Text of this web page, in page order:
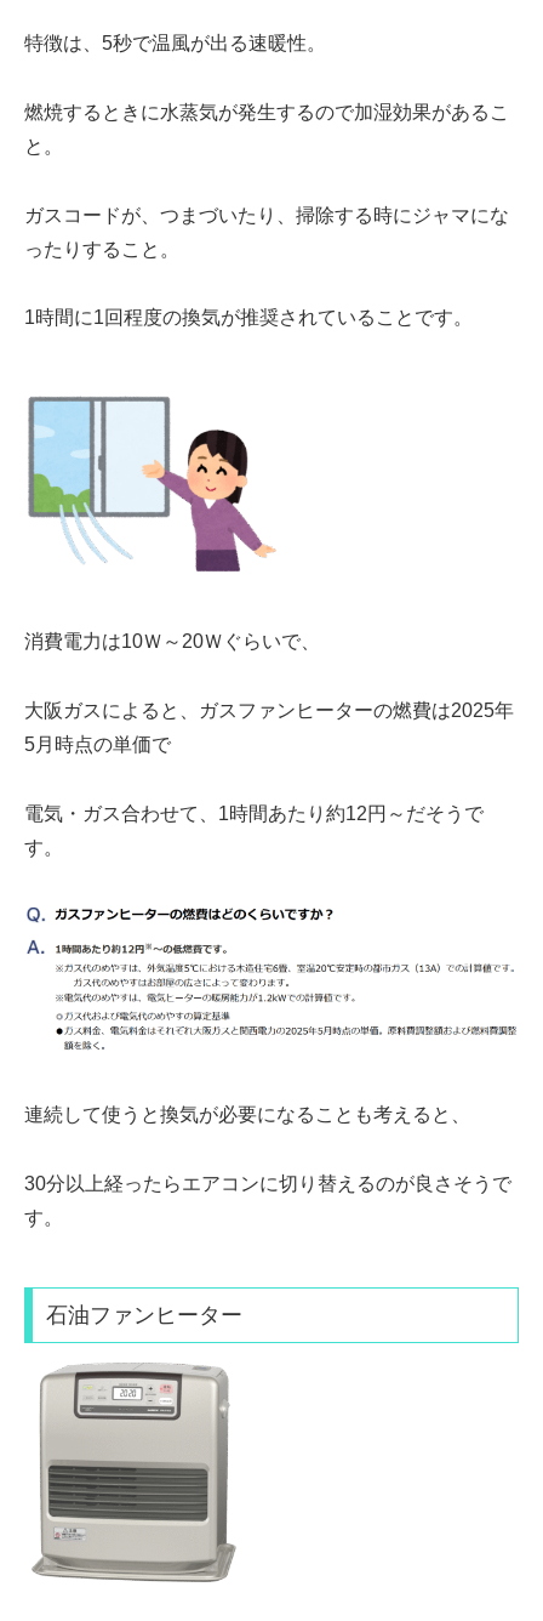
特徴は、 5秒で温風が出る速暖性。
燃焼するときに水蒸気が発生するので加湿効果があるこ
と。
ガスコードが、 つまづいたり、 掃除する時にジャマにな
ったりすること。
1時間に1回程度の換気が推奨されていることです。
消費電力は10Ｗ～20Ｗぐらいで、
大阪ガスによると、 ガスファンヒーターの燃費は2025年
5月時点の単価で
電気・ガス合わせて、1時間あたり約12円～だそうで
す。
連続して使うと換気が必要になることも考えると、
30分以上経ったらエアコンに切り替えるのが良さそうで
す。
石油ファンヒーター